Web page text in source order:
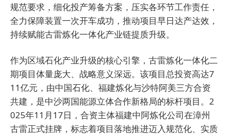
规范要求，细化投产筹备方案，压实各环节工作责任，
全力保障装置一次开车成功，推动项目早日达产达效，
持续赋能古雷炼化一体化产业链提质升级。
作为区域石化产业升级的核心引擎，古雷炼化一体化二
期项目体量庞大、战略意义深远。该项目总投资高达7
11亿元，由中国石化、福建炼化与沙特阿美三方合资
共建，是中沙两国能源立体合作新格局的标杆项目。2
025年11月17日，合资主体福建中阿炼化公司在漳州
古雷正式挂牌，标志着项目落地推进迈入规范化、实质